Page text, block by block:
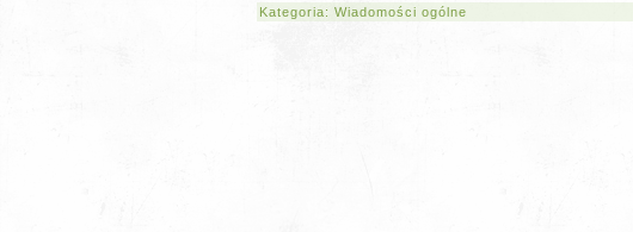
Kategoria: Wiadomości ogólne